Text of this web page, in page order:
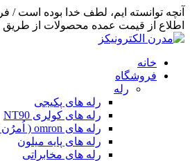
اطلاع از قیمت عمده محصولات از طریق
خانه
فروشگاه
رله
رله های پکیجی
رله های کولری NT90
رله های omron ( اُمرُن )
رله های پایه میلون
رله های مخابراتی